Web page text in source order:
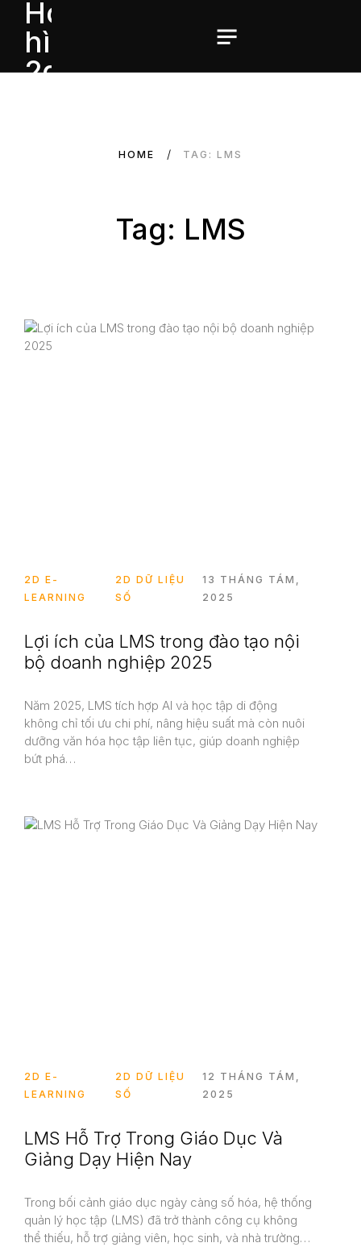
HOME TAG: LMS
Tag: LMS
2D E-
LEARNING
2D DỮ LIỆU
SỐ
13 THÁNG TÁM,
2025
Lợi ích của LMS trong đào tạo nội
bộ doanh nghiệp 2025
Năm 2025, LMS tích hợp AI và học tập di động
không chỉ tối ưu chi phí, nâng hiệu suất mà còn nuôi
dưỡng văn hóa học tập liên tục, giúp doanh nghiệp
bứt phá…
2D E-
LEARNING
2D DỮ LIỆU
SỐ
12 THÁNG TÁM,
2025
LMS Hỗ Trợ Trong Giáo Dục Và
Giảng Dạy Hiện Nay
Trong bối cảnh giáo dục ngày càng số hóa, hệ thống
quản lý học tập (LMS) đã trở thành công cụ không
thể thiếu, hỗ trợ giảng viên, học sinh, và nhà trường…